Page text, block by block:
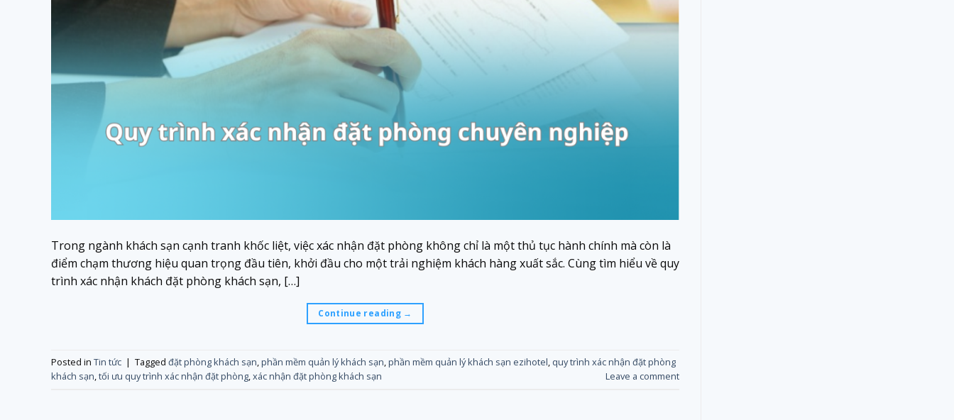
Trong ngành khách sạn cạnh tranh khốc liệt, việc xác nhận đặt phòng không chỉ là một thủ tục hành chính mà còn là
điểm chạm thương hiệu quan trọng đầu tiên, khởi đầu cho một trải nghiệm khách hàng xuất sắc. Cùng tìm hiểu về quy
trình xác nhận khách đặt phòng khách sạn, […]
Continue reading →
Posted in Tin tức | Tagged đặt phòng khách sạn,phần mềm quản lý khách sạn,phần mềm quản lý khách sạn ezihotel, quy trình xác nhận đặt phòng
khách sạn,tối ưu quy trình xác nhận đặt phòng,xác nhận đặt phòng khách sạn Leave a comment